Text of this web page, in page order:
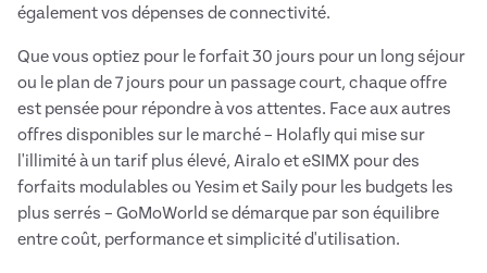
également vos dépenses de connectivité.
Que vous optiez pour le forfait 30 jours pour un long séjour
ou le plan de 7 jours pour un passage court, chaque offre
est pensée pour répondre à vos attentes. Face aux autres
offres disponibles sur le marché – Holafly qui mise sur
l'illimité à un tarif plus élevé, Airalo et eSIMX pour des
forfaits modulables ou Yesim et Saily pour les budgets les
plus serrés – GoMoWorld se démarque par son équilibre
entre coût, performance et simplicité d'utilisation.